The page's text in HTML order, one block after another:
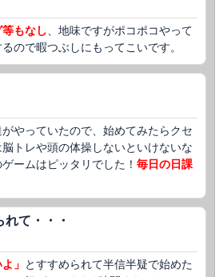
もなし 、地味ですがポコポコやって
ので暇つぶしにもってこいです。
やっていたので、始めてみたらクセ
トレや頭の体操しないといけないな
ームはピッタリでした！ 毎日の日課
て・・・
」 とすすめられて半信半疑で始めた